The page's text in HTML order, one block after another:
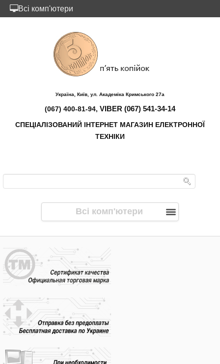
Україна, Київ, ул. Академіка Кримського 27а
(067) 400-81-94, VIBER (067) 541-34-14
СПЕЦІАЛІЗОВАНИЙ ІНТЕРНЕТ МАГАЗИН ЕЛЕКТРОННОЇ
ТЕХНІКИ
Всі комп'ютери
Всі комп'ютери